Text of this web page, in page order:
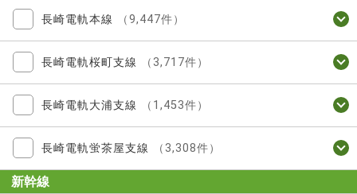
長崎電軌本線 （9,447件）
長崎電軌桜町支線 （3,717件）
長崎電軌大浦支線 （1,453件）
長崎電軌蛍茶屋支線 （3,308件）
新幹線